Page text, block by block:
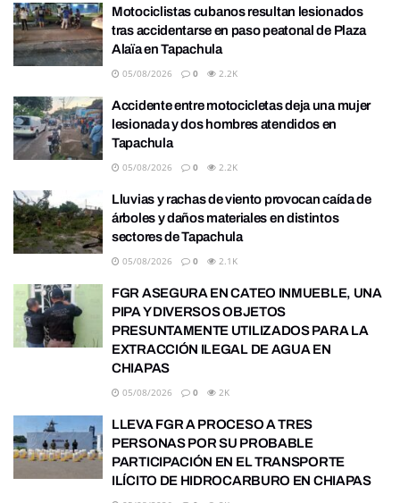
Motociclistas cubanos resultan lesionados
tras accidentarse en paso peatonal de Plaza
Alaïa en Tapachula
05/08/2026 0 2.2K
Accidente entre motocicletas deja una mujer
lesionada y dos hombres atendidos en
Tapachula
05/08/2026 0 2.2K
Lluvias y rachas de viento provocan caída de
árboles y daños materiales en distintos
sectores de Tapachula
05/08/2026 0 2.1K
FGR ASEGURA EN CATEO INMUEBLE, UNA
PIPA Y DIVERSOS OBJETOS
PRESUNTAMENTE UTILIZADOS PARA LA
EXTRACCIÓN ILEGAL DE AGUA EN
CHIAPAS
05/08/2026 0 2K
LLEVA FGR A PROCESO A TRES
PERSONAS POR SU PROBABLE
PARTICIPACIÓN EN EL TRANSPORTE
ILÍCITO DE HIDROCARBURO EN CHIAPAS